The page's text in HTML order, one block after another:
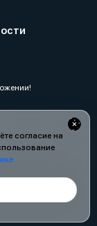
согласие на